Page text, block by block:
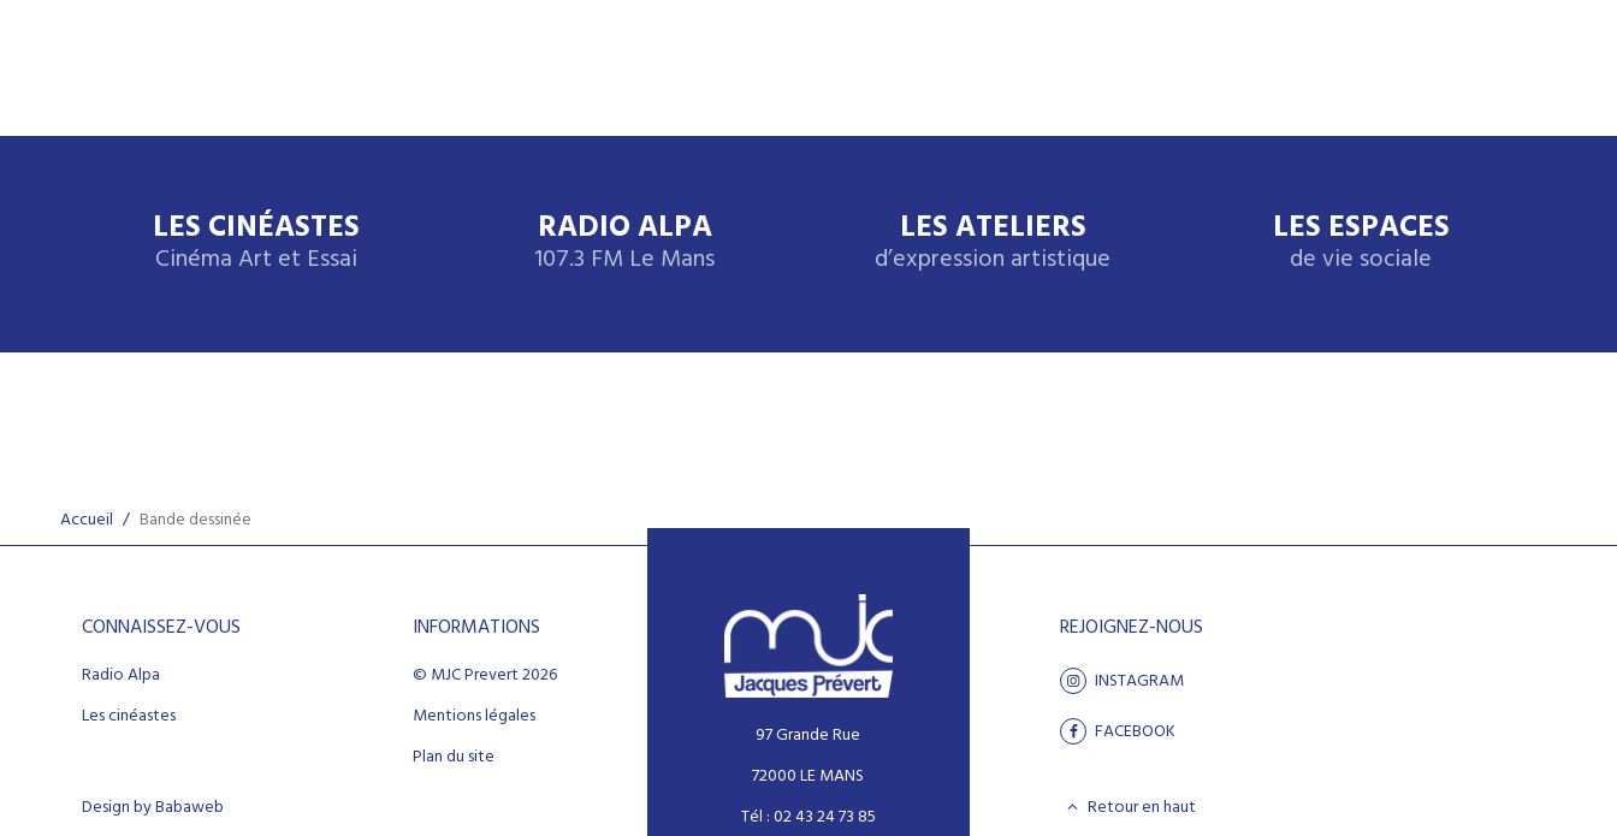
LES CINÉASTES
Cinéma Art et Essai
RADIO ALPA
107.3 FM Le Mans
LES ATELIERS
d’expression artistique
LES ESPACES
de vie sociale
Accueil / Bande dessinée
CONNAISSEZ-VOUS
Radio Alpa
Les cinéastes
Design by Babaweb
INFORMATIONS
© MJC Prevert 2026
Mentions légales
Plan du site
97 Grande Rue
72000 LE MANS
Tél : 02 43 24 73 85
REJOIGNEZ-NOUS
INSTAGRAM
FACEBOOK
Retour en haut